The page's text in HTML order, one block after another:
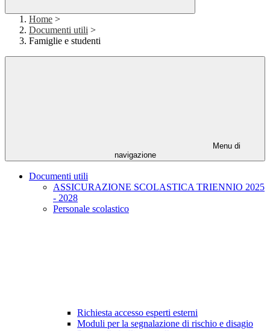
Home >
Documenti utili >
Famiglie e studenti
Menu di
navigazione
Documenti utili
ASSICURAZIONE SCOLASTICA TRIENNIO 2025
- 2028
Personale scolastico
Richiesta accesso esperti esterni
Moduli per la segnalazione di rischio e disagio